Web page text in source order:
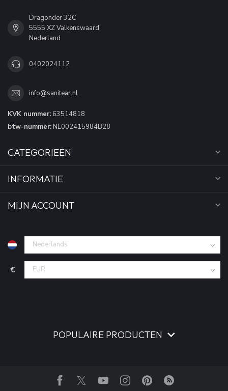
Dragonder 32C
5555 XZ Valkenswaard
Nederland
0402024112
info@sanitear.nl
KVK nummer: 63514818
btw-nummer: NL002415984B28
CATEGORIEËN
INFORMATIE
MIJN ACCOUNT
€
POPULAIRE PRODUCTEN